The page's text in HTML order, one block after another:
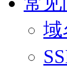
域